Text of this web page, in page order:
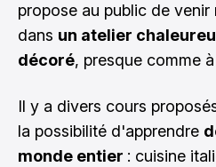
propose au public de
dans un atelier
décoré, presque comme
Il y a divers cours
la possibilité d'apprendre
monde entier : cuisine